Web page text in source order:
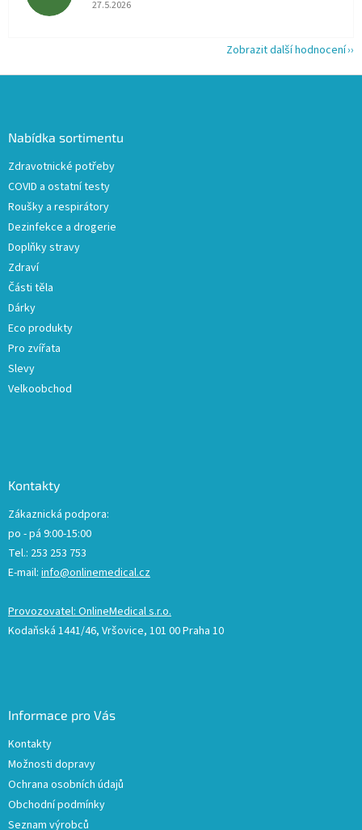
27.5.2026
Zobrazit další hodnocení
Nabídka sortimentu
Zdravotnické potřeby
COVID a ostatní testy
Roušky a respirátory
Dezinfekce a drogerie
Doplňky stravy
Zdraví
Části těla
Dárky
Eco produkty
Pro zvířata
Slevy
Velkoobchod
Kontakty
Zákaznická podpora:
po - pá 9:00-15:00
Tel.: 253 253 753
E-mail: info@onlinemedical.cz
Provozovatel: OnlineMedical s.r.o.
Kodaňská 1441/46, Vršovice, 101 00 Praha 10
Informace pro Vás
Kontakty
Možnosti dopravy
Ochrana osobních údajů
Obchodní podmínky
Seznam výrobců